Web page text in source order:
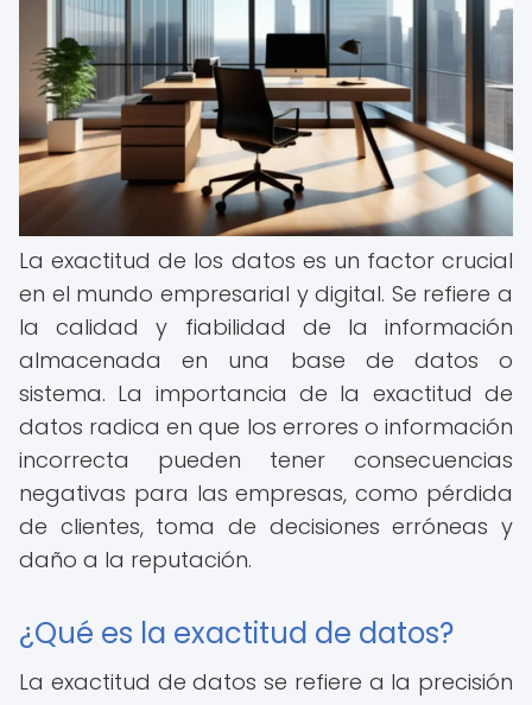
La exactitud de los datos es un factor crucial
en el mundo empresarial y digital. Se refiere a
la calidad y fiabilidad de la información
almacenada en una base de datos o
sistema. La importancia de la exactitud de
datos radica en que los errores o información
incorrecta pueden tener consecuencias
negativas para las empresas, como pérdida
de clientes, toma de decisiones erróneas y
daño a la reputación.
¿Qué es la exactitud de datos?
La exactitud de datos se refiere a la precisión